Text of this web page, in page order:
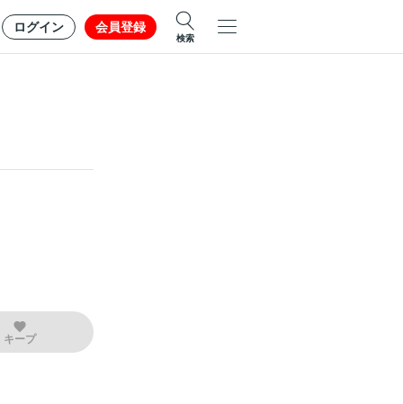
ログイン 会員登録
検索
キープ